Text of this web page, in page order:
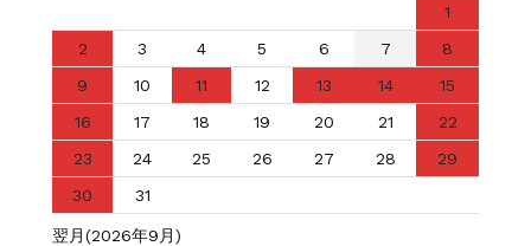
1
2
3 4 5 6 7
8
9
10 11 12 13 14
15
16
17 18 19 20 21
22
23
24 25 26 27 28
29
30
31
翌月(2026年9月)